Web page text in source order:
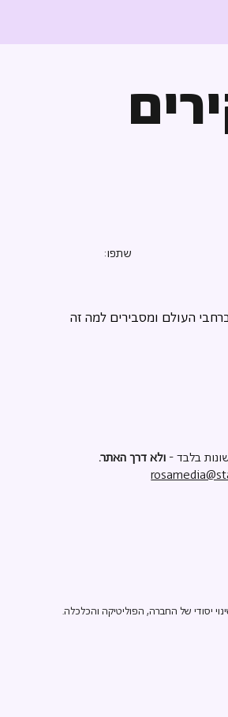
שתפו:
העולם ומסבירים למה זה
בלבד - ולא דרך האתר.
יסודי של החברה, הפוליטיקה והכלכלה.